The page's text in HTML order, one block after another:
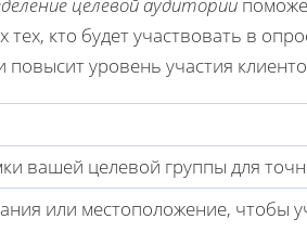
кто будет участвовать в
уровень участия
вашей целевой группы для
или местоположение, чтобы